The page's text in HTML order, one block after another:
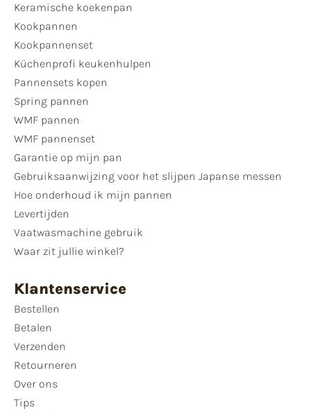
Keramische koekenpan
Kookpannen
Kookpannenset
Küchenprofi keukenhulpen
Pannensets kopen
Spring pannen
WMF pannen
WMF pannenset
Garantie op mijn pan
Gebruiksaanwijzing voor het slijpen Japanse messen
Hoe onderhoud ik mijn pannen
Levertijden
Vaatwasmachine gebruik
Waar zit jullie winkel?
Klantenservice
Bestellen
Betalen
Verzenden
Retourneren
Over ons
Tips